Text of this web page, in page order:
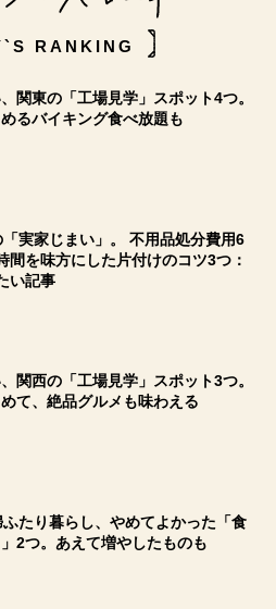
RANKING
関東の「工場見学」スポット4つ。
るバイキング食べ放題も
実家じまい」。 不用品処分費用6
間を味方にした片付けのコツ3つ：
い記事
関西の「工場見学」スポット3つ。
て、絶品グルメも味わえる
たり暮らし、やめてよかった「食
2つ。あえて増やしたものも